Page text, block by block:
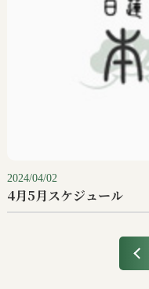
2024/04/02
4月5月スケジュール